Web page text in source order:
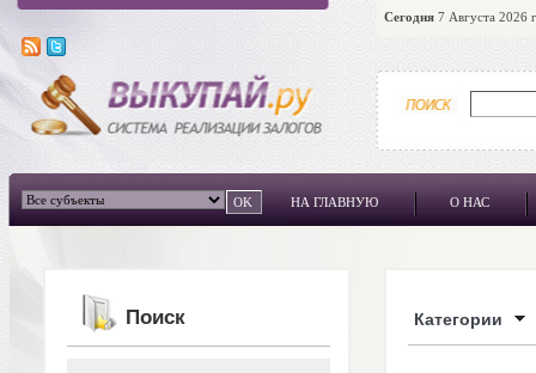
Сегодня 7 Августа 2026
НА ГЛАВНУЮ О НАС
Поиск Категории